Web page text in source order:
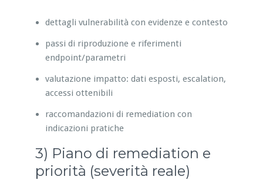
dettagli vulnerabilità con evidenze e contesto
passi di riproduzione e riferimenti
endpoint/parametri
valutazione impatto: dati esposti, escalation,
accessi ottenibili
raccomandazioni di remediation con
indicazioni pratiche
3) Piano di remediation e
priorità (severità reale)